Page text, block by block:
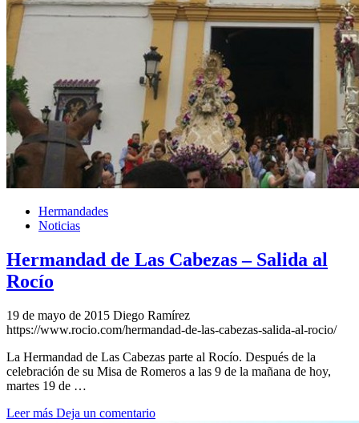
Hermandades
Noticias
Hermandad de Las Cabezas – Salida al
Rocío
19 de mayo de 2015 Diego Ramírez
https://www.rocio.com/hermandad-de-las-cabezas-salida-al-rocio/
La Hermandad de Las Cabezas parte al Rocío. Después de la
celebración de su Misa de Romeros a las 9 de la mañana de hoy,
martes 19 de …
Leer más Deja un comentario